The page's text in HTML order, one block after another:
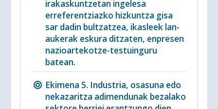
irakaskuntzetan ingelesa
erreferentziazko hizkuntza gisa
sar dadin bultzatzea, ikasleek lan-
aukerak eskura ditzaten, enpresen
nazioartekotze-testuinguru
batean.
Ekimena 5. Industria, osasuna edo
nekazaritza adimendunak bezalako